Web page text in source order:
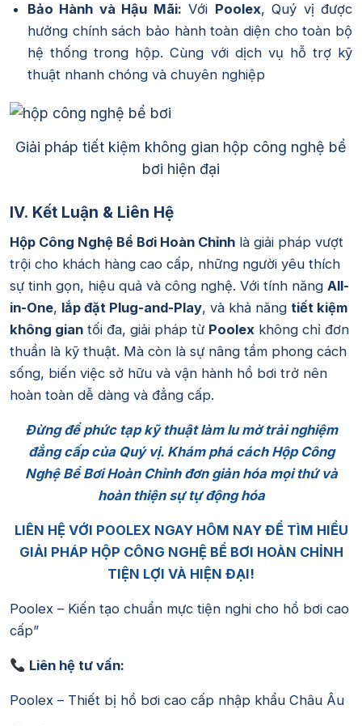
Bảo Hành và Hậu Mãi: Với Poolex, Quý vị được
hưởng chính sách bảo hành toàn diện cho toàn bộ
hệ thống trong hộp. Cùng với dịch vụ hỗ trợ kỹ
thuật nhanh chóng và chuyên nghiệp
Giải pháp tiết kiệm không gian hộp công nghệ bể
bơi hiện đại
IV. Kết Luận & Liên Hệ
Hộp Công Nghệ Bể Bơi Hoàn Chỉnh là giải pháp vượt
trội cho khách hàng cao cấp, những người yêu thích
sự tinh gọn, hiệu quả và công nghệ. Với tính năng All-
in-One, lắp đặt Plug-and-Play, và khả năng tiết kiệm
không gian tối đa, giải pháp từ Poolex không chỉ đơn
thuần là kỹ thuật. Mà còn là sự nâng tầm phong cách
sống, biến việc sở hữu và vận hành hồ bơi trở nên
hoàn toàn dễ dàng và đẳng cấp.
Đừng để phức tạp kỹ thuật làm lu mờ trải nghiệm
đẳng cấp của Quý vị. Khám phá cách Hộp Công
Nghệ Bể Bơi Hoàn Chỉnh đơn giản hóa mọi thứ và
hoàn thiện sự tự động hóa
LIÊN HỆ VỚI POOLEX NGAY HÔM NAY ĐỂ TÌM HIỂU
GIẢI PHÁP HỘP CÔNG NGHỆ BỂ BƠI HOÀN CHỈNH
TIỆN LỢI VÀ HIỆN ĐẠI!
Poolex – Kiến tạo chuẩn mực tiện nghi cho hồ bơi cao
cấp”
Liên hệ tư vấn:
Poolex – Thiết bị hồ bơi cao cấp nhập khẩu Châu Âu